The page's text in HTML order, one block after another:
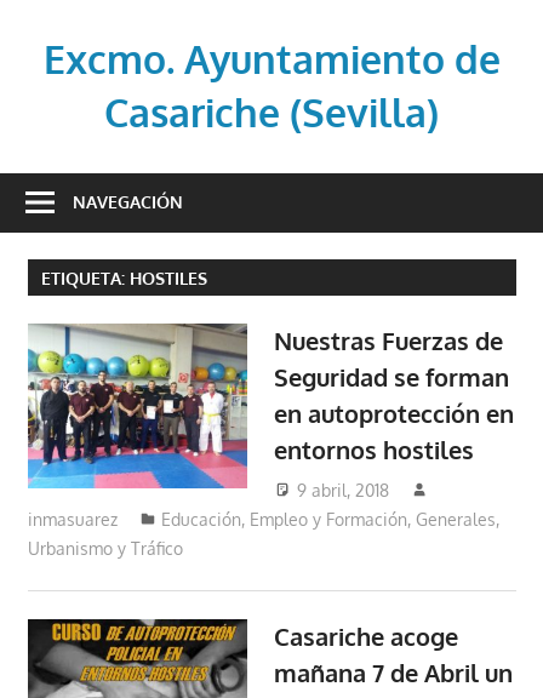
contenidoExcmo. Ayuntamiento de
Casariche (Sevilla)
oficial
Ayuntamiento
de
Casariche
(Sevilla)
NAVEGACIÓN
ETIQUETA: HOSTILES
Nuestras Fuerzas de
Seguridad se forman
en autoprotección en
entornos hostiles
9 abril, 2018
inmasuarez
Educación, Empleo y Formación, Generales,
Urbanismo y Tráfico
Casariche acoge
mañana 7 de Abril un